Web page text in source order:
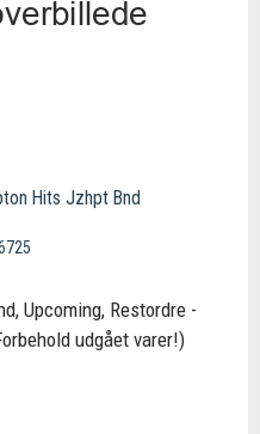
Hits Jzhpt Bnd
Upcoming, Restordre -
udgået varer!)